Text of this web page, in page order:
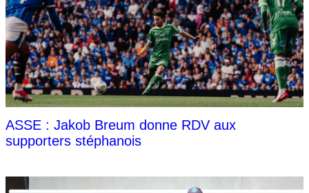
ASSE : Jakob Breum donne RDV aux
supporters stéphanois